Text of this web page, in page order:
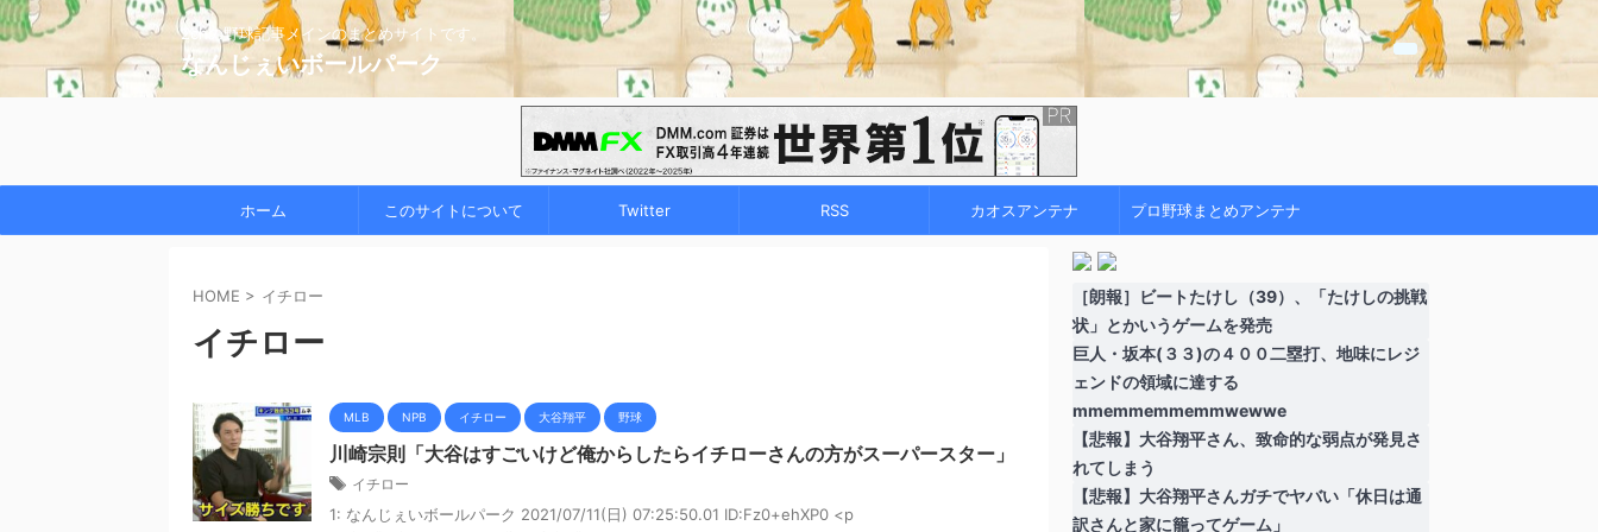
2chの野球記事メインのまとめサイトです。
なんじぇいボールパーク
ホーム このサイトについて Twitter RSS カオスアンテナ プロ野球まとめアンテナ
HOME > イチロー
イチロー
MLB NPB イチロー 大谷翔平 野球
川崎宗則「大谷はすごいけど俺からしたらイチローさんの方がスーパースター」
イチロー
1: なんじぇいボールパーク 2021/07/11(日) 07:25:50.01 ID:Fz0+ehXP0 <p
［朗報］ビートたけし（39）、「たけしの挑戦
状」とかいうゲームを発売
巨人・坂本(３３)の４００二塁打、地味にレジ
ェンドの領域に達する
mmemmemmemmwewwe
【悲報】大谷翔平さん、致命的な弱点が発見さ
れてしまう
【悲報】大谷翔平さんガチでヤバい「休日は通
訳さんと家に籠ってゲーム」